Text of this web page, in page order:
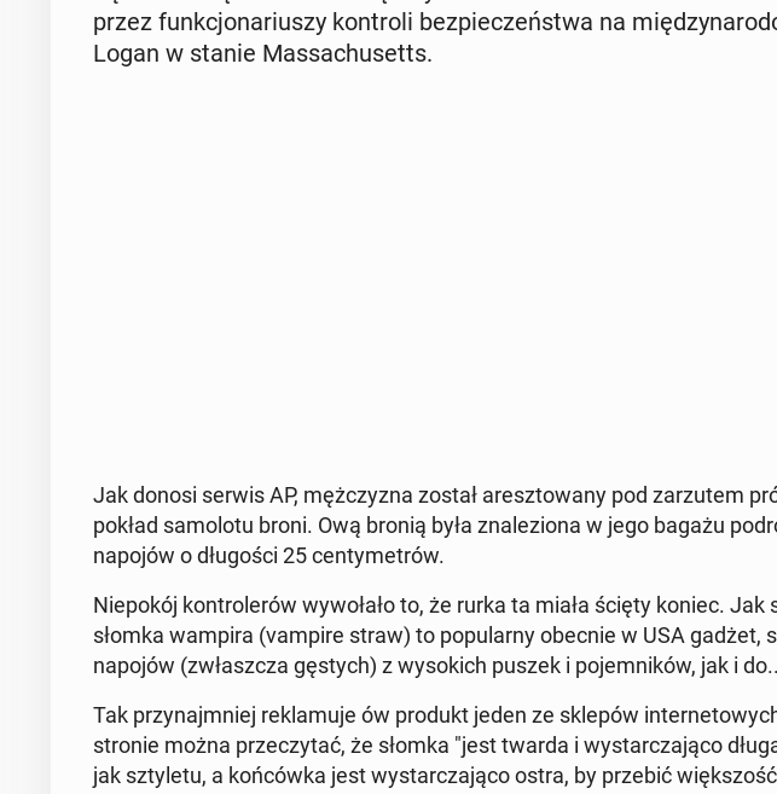
przez funk­cjo­na­riu­szy kon­tro­li bez­pie­czeń­stwa na
Logan w stanie Mas­sa­chu­setts.
Jak donosi serwis AP, męż­czy­zna został aresz­to­wa­ny pod za­rzu­tem
pokład sa­mo­lo­tu broni. Ową bronią była zna­le­zio­na w jego bagażu
napojów o dłu­go­ści 25 cen­ty­me­trów.
Nie­po­kój kon­tro­le­rów wy­wo­ła­ło to, że rurka ta miała ścięty koniec.
słomka wampira (vampire straw) to po­pu­lar­ny obecnie w USA gadżet,
napojów (zwłasz­cza gęstych) z wy­so­kich puszek i po­jem­ni­ków, jak i
Tak przy­naj­mniej re­kla­mu­je ów produkt jeden ze sklepów
stronie można prze­czy­tać, że słomka "jest twarda i wy­star­cza­ją­co
jak szty­le­tu, a koń­ców­ka jest wy­star­cza­ją­co ostra, by przebić